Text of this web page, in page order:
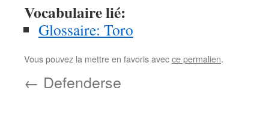
Vocabulaire lié:
Glossaire: Toro
Vous pouvez la mettre en favoris avecce permalien.
← Defenderse